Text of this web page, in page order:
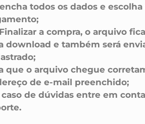
todos os dados e
a compra, o arquivo
download e também será
que o arquivo chegue
de e-mail preenchido;
caso de dúvidas entre em